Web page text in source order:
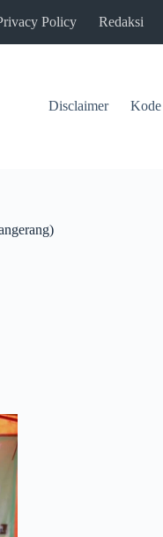
Policy Redaksi
Disclaimer